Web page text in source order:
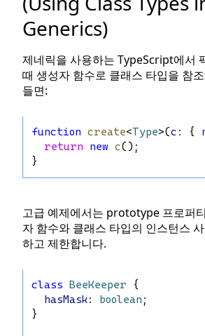
Generics)
제네릭을 사용하는 TypeScript에서
때 생성자 함수로 클래스 타입을 참
들면:
function create<Type>(c : {
return
new c();
}
고급 예제에서는 prototype 프로퍼
자 함수와 클래스 타입의 인스턴스
하고 제한합니다.
class BeeKeeper {
hasMask: boolean ;
}